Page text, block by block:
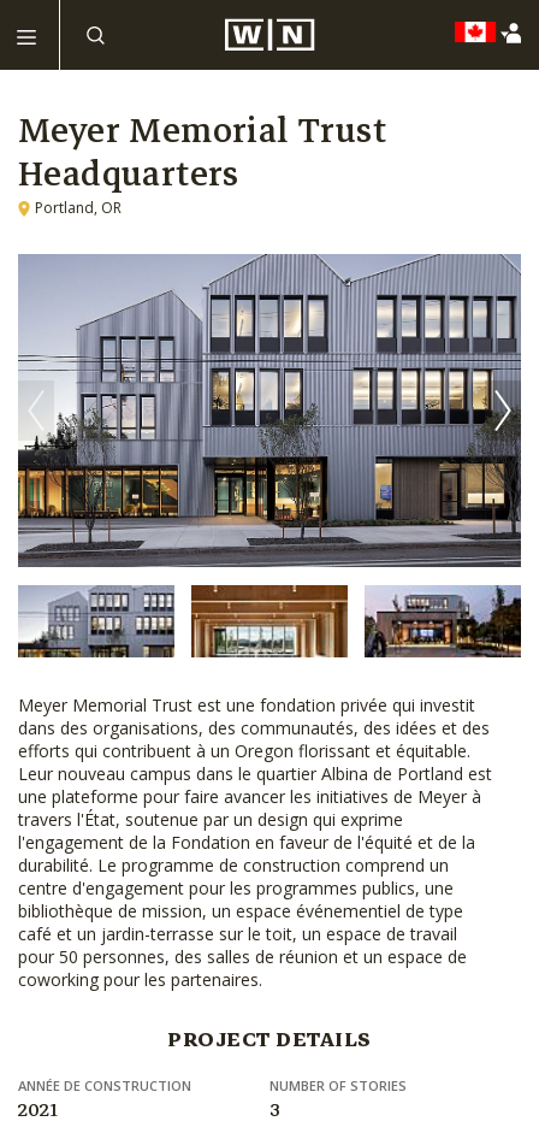
Meyer Memorial Trust
Headquarters
Portland, OR
Meyer Memorial Trust est une fondation privée qui investit
dans des organisations, des communautés, des idées et des
efforts qui contribuent à un Oregon florissant et équitable.
Leur nouveau campus dans le quartier Albina de Portland est
une plateforme pour faire avancer les initiatives de Meyer à
travers l'État, soutenue par un design qui exprime
l'engagement de la Fondation en faveur de l'équité et de la
durabilité. Le programme de construction comprend un
centre d'engagement pour les programmes publics, une
bibliothèque de mission, un espace événementiel de type
café et un jardin-terrasse sur le toit, un espace de travail
pour 50 personnes, des salles de réunion et un espace de
coworking pour les partenaires.
PROJECT DETAILS
ANNÉE DE CONSTRUCTION
2021
NUMBER OF STORIES
3